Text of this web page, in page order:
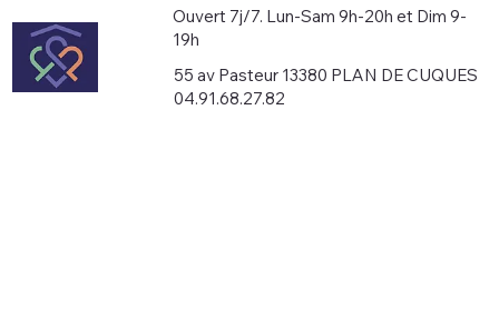
Ouvert 7j/7. Lun-Sam 9h-20h et Dim 9-
19h
55 av Pasteur 13380 PLAN DE CUQUES
04.91.68.27.82